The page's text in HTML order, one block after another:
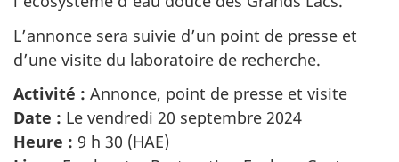
L’annonce sera suivie d’un point de presse et
d’une visite du laboratoire de recherche.
Activité : Annonce, point de presse et visite
Date : Le vendredi 20 septembre 2024
Heure : 9 h 30 (HAE)